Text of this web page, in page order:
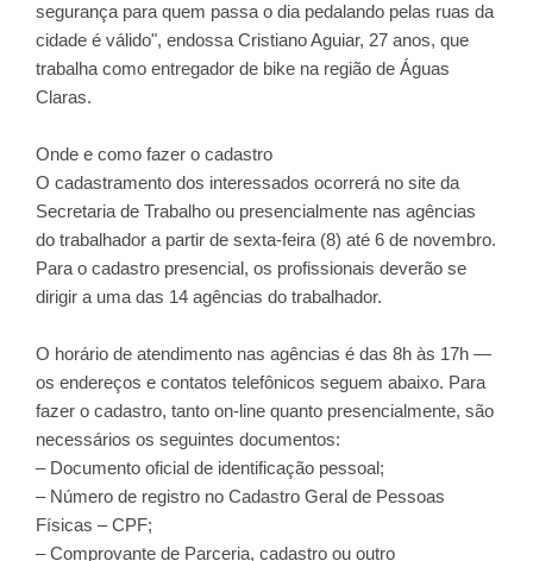
segurança para quem passa o dia pedalando pelas ruas da
cidade é válido", endossa Cristiano Aguiar, 27 anos, que
trabalha como entregador de bike na região de Águas
Claras.
Onde e como fazer o cadastro
O cadastramento dos interessados ocorrerá no site da
Secretaria de Trabalho ou presencialmente nas agências
do trabalhador a partir de sexta-feira (8) até 6 de novembro.
Para o cadastro presencial, os profissionais deverão se
dirigir a uma das 14 agências do trabalhador.
O horário de atendimento nas agências é das 8h às 17h —
os endereços e contatos telefônicos seguem abaixo. Para
fazer o cadastro, tanto on-line quanto presencialmente, são
necessários os seguintes documentos:
– Documento oficial de identificação pessoal;
– Número de registro no Cadastro Geral de Pessoas
Físicas – CPF;
– Comprovante de Parceria, cadastro ou outro